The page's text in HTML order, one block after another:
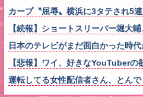
カープ〝屈辱〟横浜に3タテされ5
【続報】ショートスリーパー堀大
日本のテレビがまだ面白かった時
【悲報】ワイ、好きなYouTuber
運転してる女性配信者さん、とん